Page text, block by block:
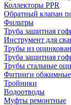
Коллекторы PPR
Обратный клапан
Фильтры
Труба защитная
Инструмент для
Трубы из
Труба защитная
Трубы стальные
Фитинги обжимные
Тройники
Водоотводы
Муфты ремонтные